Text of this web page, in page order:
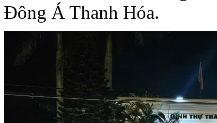
Đông Á Thanh Hóa.